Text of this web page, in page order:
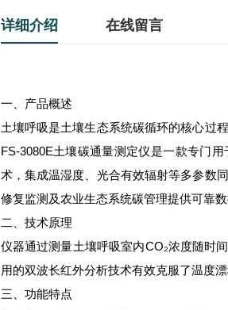
详细介绍 在线留言
一、产品概述
土壤呼吸是土壤生态系统碳循环的核心过
FS-3080E土壤碳通量测定仪是一款专门
术，集成温湿度、光合有效辐射等多参数
修复监测及农业生态系统碳管理提供可靠数
二、技术原理
仪器通过测量土壤呼吸室内CO₂浓度随时
用的双波长红外分析技术有效克服了温度
三、功能特点